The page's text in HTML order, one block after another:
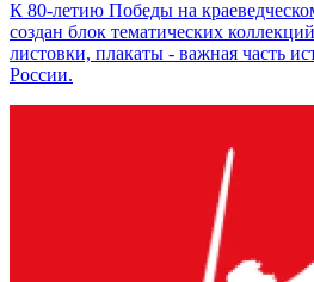
К 80-летию Победы на
создан блок тематических
листовки, плакаты - важная часть
России.